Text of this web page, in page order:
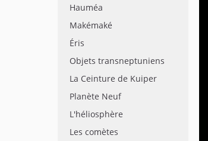
Hauméa
Makémaké
Éris
Objets transneptuniens
La Ceinture de Kuiper
Planète Neuf
L'héliosphère
Les comètes